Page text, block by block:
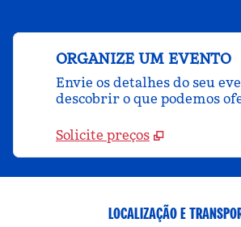
ORGANIZE UM EVENTO
Envie os detalhes do seu
descobrir o que podemos
Solicite preços
LOCALIZAÇÃO E